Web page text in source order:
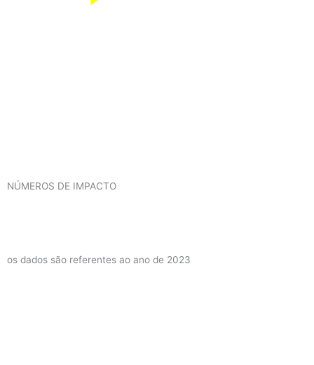
NÚMEROS DE IMPACTO
os dados são referentes ao ano de 2023